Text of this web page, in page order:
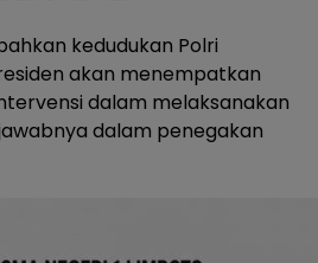
kedudukan Polri
akan menempatkan
dalam melaksanakan
dalam penegakan